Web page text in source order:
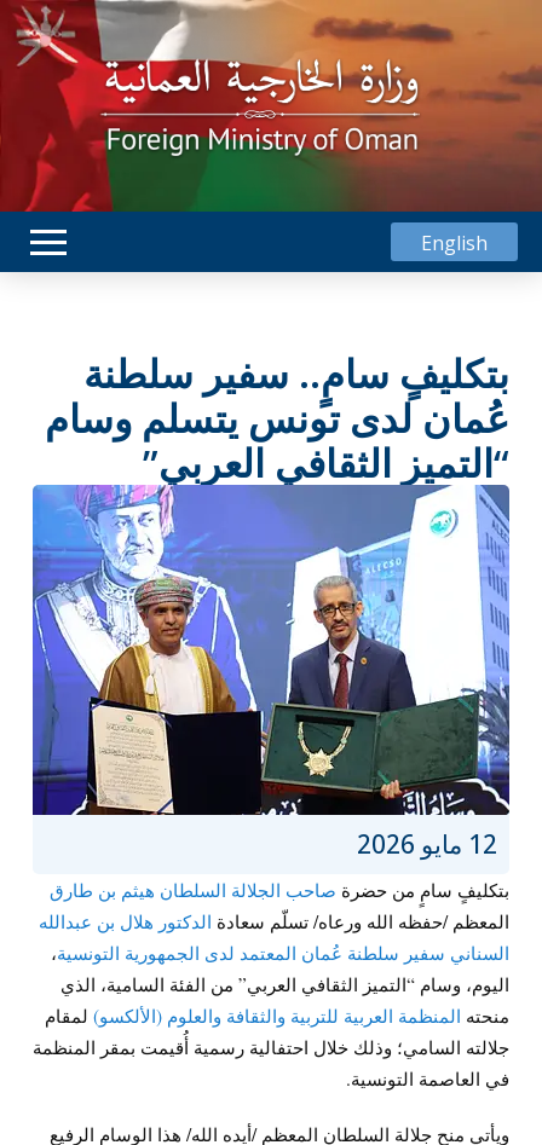
English
بتكليفٍ سامٍ.. سفير سلطنة
عُمان لدى تونس يتسلم وسام
“التميز الثقافي العربي”
12 مايو 2026
بتكليفٍ سامٍ من حضرة صاحب الجلالة السلطان هيثم بن طارق
المعظم /حفظه الله ورعاه/ تسلّم سعادة الدكتور هلال بن عبدالله
السناني سفير سلطنة عُمان المعتمد لدى الجمهورية التونسية،
اليوم، وسام “التميز الثقافي العربي” من الفئة السامية، الذي
منحته المنظمة العربية للتربية والثقافة والعلوم (الألكسو)لمقام
جلالته السامي؛ وذلك خلال احتفالية رسمية أُقيمت بمقر المنظمة
في العاصمة التونسية.
ويأتي منح جلالة السلطان المعظم /أيده الله/ هذا الوسام الرفيع